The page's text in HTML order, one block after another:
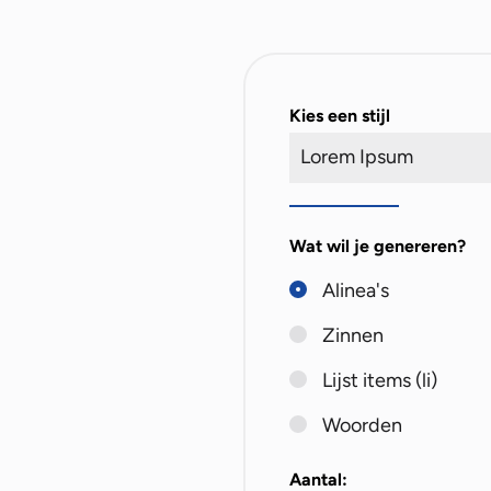
Kies een stijl
Wat wil je genereren?
Alinea's
Zinnen
Lijst items (li)
Woorden
Aantal: